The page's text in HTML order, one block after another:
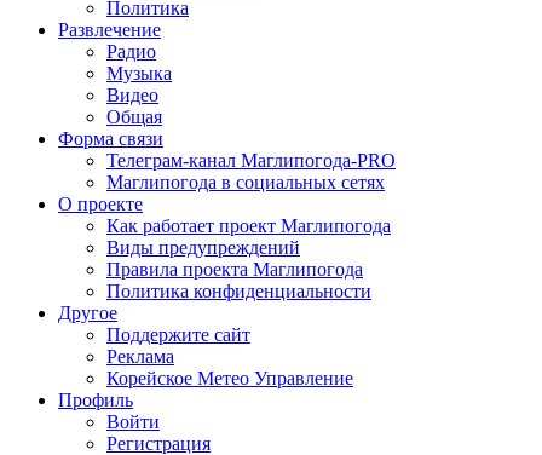
Политика
Развлечение
Радио
Музыка
Видео
Общая
Форма связи
Телеграм-канал Маглипогода-PRO
Маглипогода в социальных сетях
О проекте
Как работает проект Маглипогода
Виды предупреждений
Правила проекта Маглипогода
Политика конфиденциальности
Другое
Поддержите сайт
Реклама
Корейское Метео Управление
Профиль
Войти
Регистрация